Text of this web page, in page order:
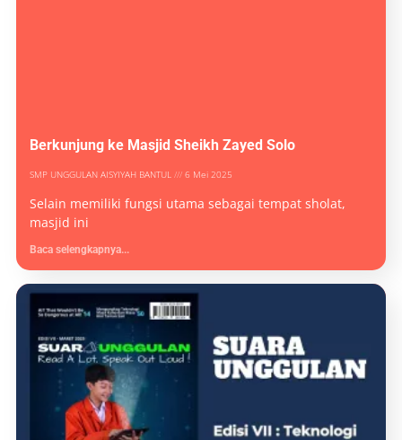
Berkunjung ke Masjid Sheikh Zayed Solo
SMP UNGGULAN AISYIYAH BANTUL 6 Mei 2025
Selain memiliki fungsi utama sebagai tempat sholat,
masjid ini
Baca selengkapnya...